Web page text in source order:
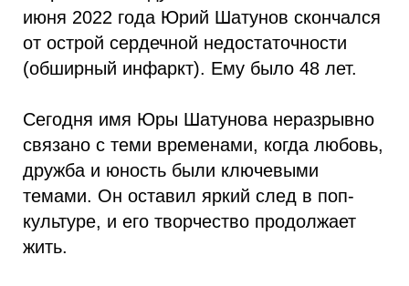
июня 2022 года Юрий Шатунов скончался
от острой сердечной недостаточности
(обширный инфаркт). Ему было 48 лет.
Сегодня имя Юры Шатунова неразрывно
связано с теми временами, когда любовь,
дружба и юность были ключевыми
темами. Он оставил яркий след в поп-
культуре, и его творчество продолжает
жить.